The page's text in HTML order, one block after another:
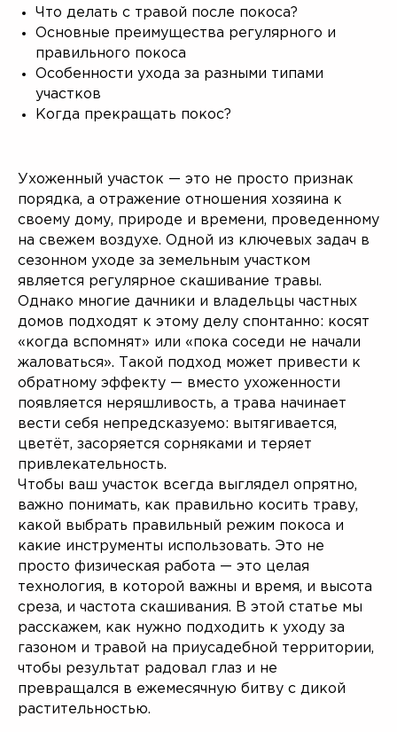
Что делать с травой после покоса?
Основные преимущества регулярного и
правильного покоса
Особенности ухода за разными типами
участков
Когда прекращать покос?
Ухоженный участок — это не просто признак
порядка, а отражение отношения хозяина к
своему дому, природе и времени, проведенному
на свежем воздухе. Одной из ключевых задач в
сезонном уходе за земельным участком
является регулярное скашивание травы.
Однако многие дачники и владельцы частных
домов подходят к этому делу спонтанно: косят
«когда вспомнят» или «пока соседи не начали
жаловаться». Такой подход может привести к
обратному эффекту — вместо ухоженности
появляется неряшливость, а трава начинает
вести себя непредсказуемо: вытягивается,
цветёт, засоряется сорняками и теряет
привлекательность.
Чтобы ваш участок всегда выглядел опрятно,
важно понимать, как правильно косить траву,
какой выбрать правильный режим покоса и
какие инструменты использовать. Это не
просто физическая работа — это целая
технология, в которой важны и время, и высота
среза, и частота скашивания. В этой статье мы
расскажем, как нужно подходить к уходу за
газоном и травой на приусадебной территории,
чтобы результат радовал глаз и не
превращался в ежемесячную битву с дикой
растительностью.